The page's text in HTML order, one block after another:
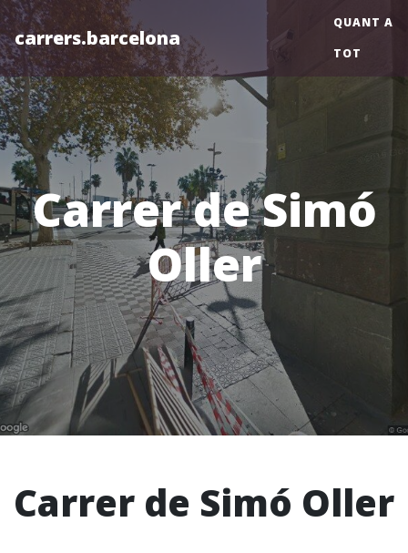
carrers.barcelona
QUANT A
TOT
Carrer de Simó
Oller
Carrer de Simó Oller